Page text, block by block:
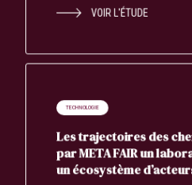
VOIR L'ÉTUDE
TECHNOLOGIE
Les trajectoires des
par META FAIR un
un écosystème